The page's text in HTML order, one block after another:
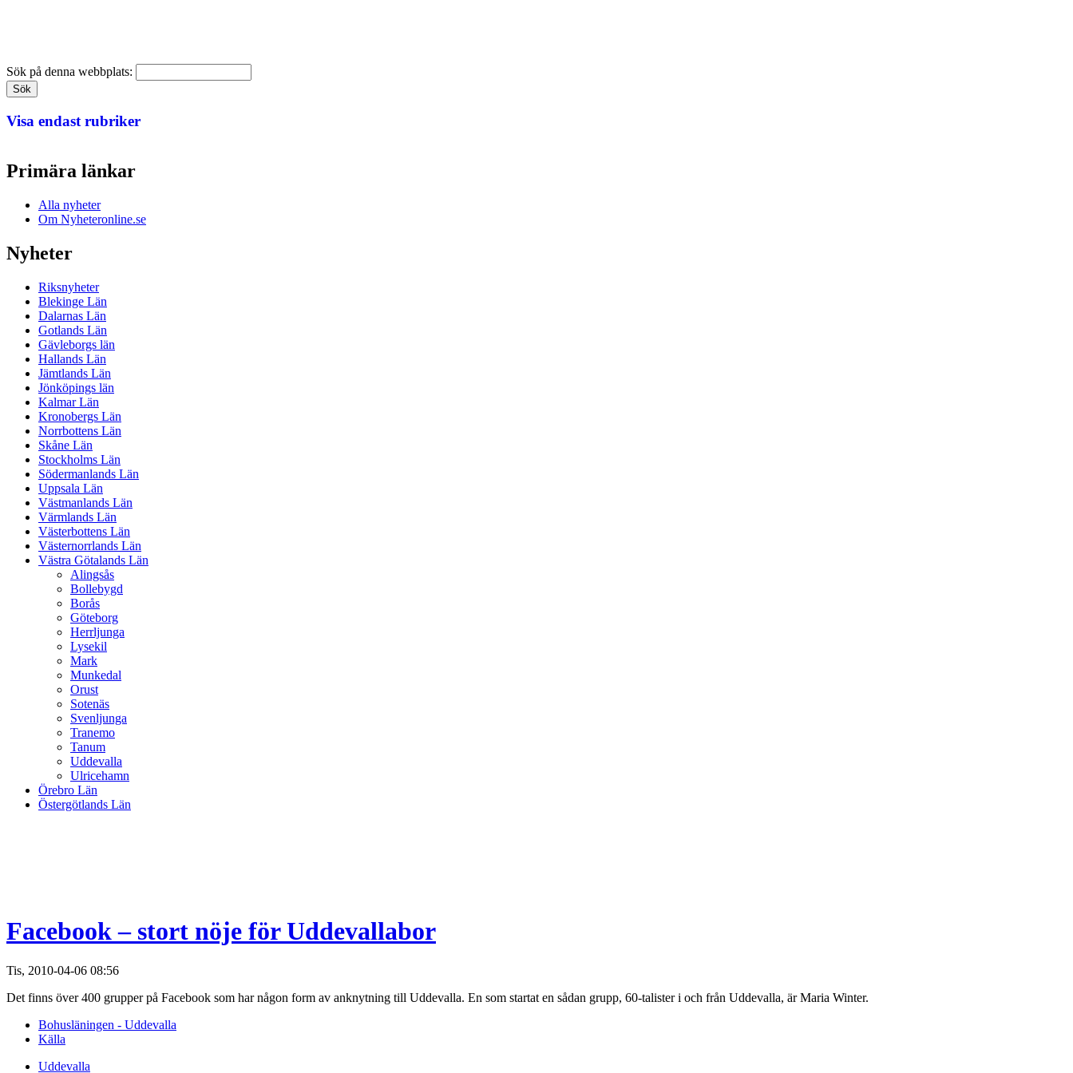
Sök på denna webbplats:
Visa endast rubriker
Primära länkar
Alla nyheter
Om Nyheteronline.se
Nyheter
Riksnyheter
Blekinge Län
Dalarnas Län
Gotlands Län
Gävleborgs län
Hallands Län
Jämtlands Län
Jönköpings län
Kalmar Län
Kronobergs Län
Norrbottens Län
Skåne Län
Stockholms Län
Södermanlands Län
Uppsala Län
Västmanlands Län
Värmlands Län
Västerbottens Län
Västernorrlands Län
Västra Götalands Län
Alingsås
Bollebygd
Borås
Göteborg
Herrljunga
Lysekil
Mark
Munkedal
Orust
Sotenäs
Svenljunga
Tranemo
Tanum
Uddevalla
Ulricehamn
Örebro Län
Östergötlands Län
Facebook – stort nöje för Uddevallabor
Tis, 2010-04-06 08:56
Det finns över 400 grupper på Facebook som har någon form av anknytning till Uddevalla. En som startat en sådan grupp, 60-talister i och från Uddevalla, är Maria Winter.
Bohusläningen - Uddevalla
Källa
Uddevalla